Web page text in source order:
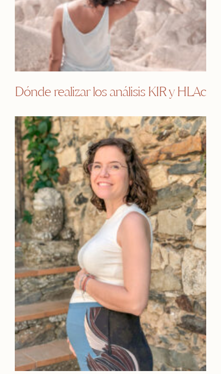
Dónde realizar los análisis KIR y HLAc